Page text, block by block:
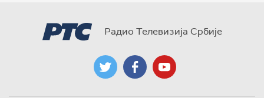
Радио Телевизија Србије